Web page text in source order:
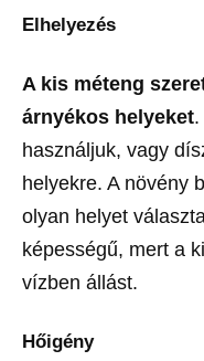
Elhelyezés
A kis méteng
árnyékos helyeket
használjuk, vagy
helyekre. A növény
olyan helyet
képességű, mert a
vízben állást.
Hőigény